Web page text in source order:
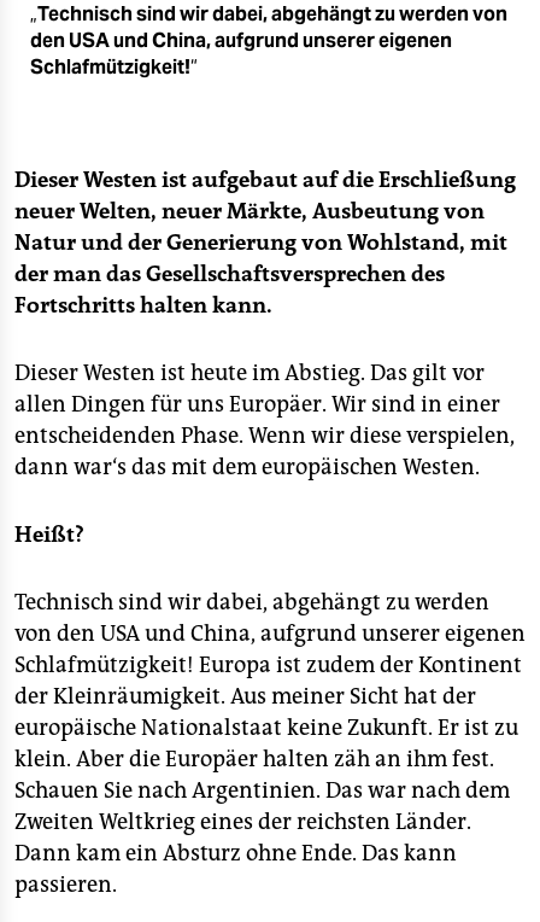
„Technisch sind wir dabei, abgehängt zu werden von
den USA und China, aufgrund unserer eigenen
Schlafmützigkeit!“
Dieser Westen ist aufgebaut auf die Erschließung
neuer Welten, neuer Märkte, Ausbeutung von
Natur und der Generierung von Wohlstand, mit
der man das Gesellschaftsversprechen des
Fortschritts halten kann.
Dieser Westen ist heute im Abstieg. Das gilt vor
allen Dingen für uns Europäer. Wir sind in einer
entscheidenden Phase. Wenn wir diese verspielen,
dann war‘s das mit dem europäischen Westen.
Heißt?
Technisch sind wir dabei, abgehängt zu werden
von den USA und China, aufgrund unserer eigenen
Schlafmützigkeit! Europa ist zudem der Kontinent
der Kleinräumigkeit. Aus meiner Sicht hat der
europäische Nationalstaat keine Zukunft. Er ist zu
klein. Aber die Europäer halten zäh an ihm fest.
Schauen Sie nach Argentinien. Das war nach dem
Zweiten Weltkrieg eines der reichsten Länder.
Dann kam ein Absturz ohne Ende. Das kann
passieren.